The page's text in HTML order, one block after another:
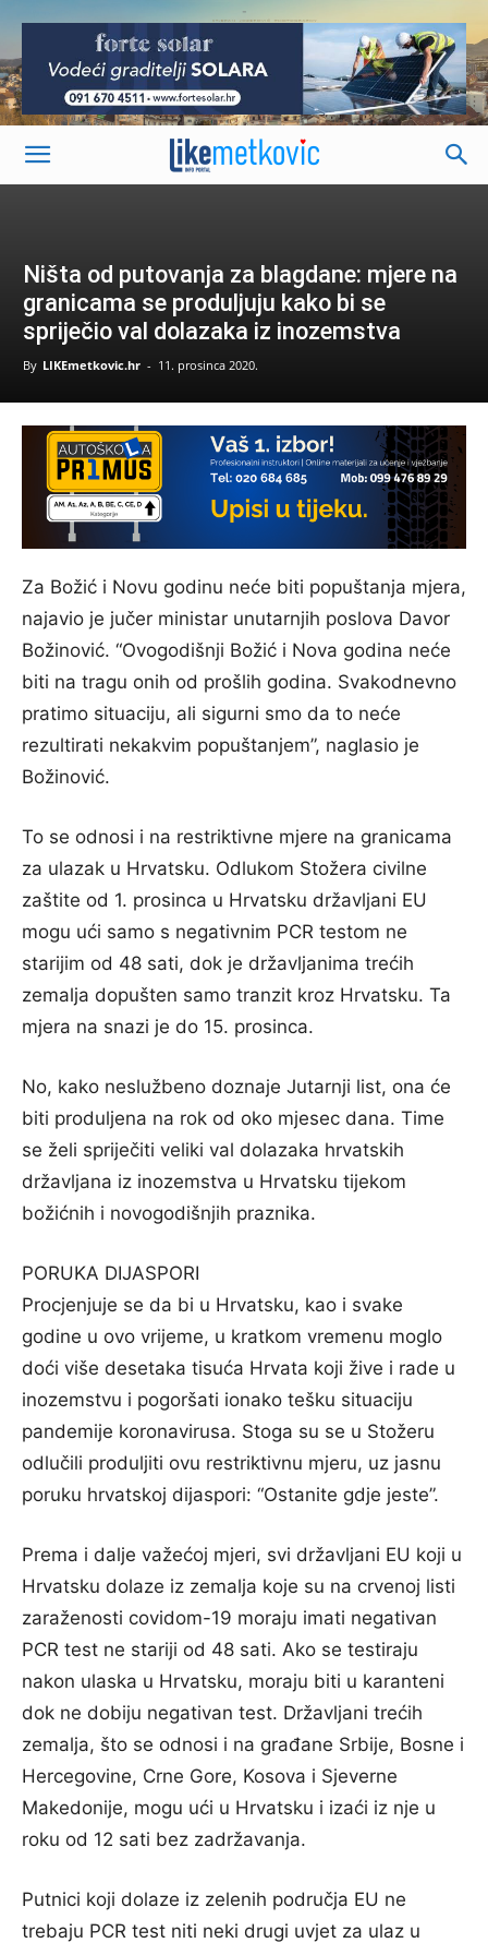
-
Ništa od putovanja za blagdane: mjere na
granicama se produljuju kako bi se
spriječio val dolazaka iz inozemstva
By LIKEmetkovic.hr - 11. prosinca 2020.
Za Božić i Novu godinu neće biti popuštanja mjera,
najavio je jučer ministar unutarnjih poslova Davor
Božinović. “Ovogodišnji Božić i Nova godina neće
biti na tragu onih od prošlih godina. Svakodnevno
pratimo situaciju, ali sigurni smo da to neće
rezultirati nekakvim popuštanjem”, naglasio je
Božinović.
To se odnosi i na restriktivne mjere na granicama
za ulazak u Hrvatsku. Odlukom Stožera civilne
zaštite od 1. prosinca u Hrvatsku državljani EU
mogu ući samo s negativnim PCR testom ne
starijim od 48 sati, dok je državljanima trećih
zemalja dopušten samo tranzit kroz Hrvatsku. Ta
mjera na snazi je do 15. prosinca.
No, kako neslužbeno doznaje Jutarnji list, ona će
biti produljena na rok od oko mjesec dana. Time
se želi spriječiti veliki val dolazaka hrvatskih
državljana iz inozemstva u Hrvatsku tijekom
božićnih i novogodišnjih praznika.
PORUKA DIJASPORI
Procjenjuje se da bi u Hrvatsku, kao i svake
godine u ovo vrijeme, u kratkom vremenu moglo
doći više desetaka tisuća Hrvata koji žive i rade u
inozemstvu i pogoršati ionako tešku situaciju
pandemije koronavirusa. Stoga su se u Stožeru
odlučili produljiti ovu restriktivnu mjeru, uz jasnu
poruku hrvatskoj dijaspori: “Ostanite gdje jeste”.
Prema i dalje važećoj mjeri, svi državljani EU koji u
Hrvatsku dolaze iz zemalja koje su na crvenoj listi
zaraženosti covidom-19 moraju imati negativan
PCR test ne stariji od 48 sati. Ako se testiraju
nakon ulaska u Hrvatsku, moraju biti u karanteni
dok ne dobiju negativan test. Državljani trećih
zemalja, što se odnosi i na građane Srbije, Bosne i
Hercegovine, Crne Gore, Kosova i Sjeverne
Makedonije, mogu ući u Hrvatsku i izaći iz nje u
roku od 12 sati bez zadržavanja.
Putnici koji dolaze iz zelenih područja EU ne
trebaju PCR test niti neki drugi uvjet za ulaz u